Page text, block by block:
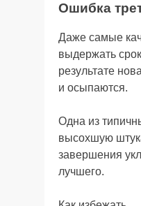
Ошибка
Даже самые
выдержать
результате
и осыпаются.
Одна из
высохшую
завершения
лучшего.